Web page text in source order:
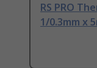
RS PRO
1/0.3mm x